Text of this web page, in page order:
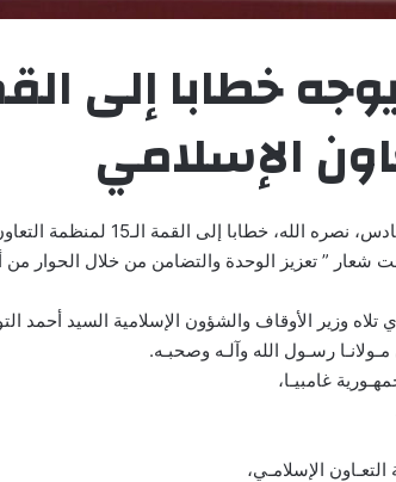
الإسلامي
وجه صاحب الجلالة الملك محمد السادس،
شعار ” تعزيز الوحدة والتضامن من خلال الحوار من
وزير الأوقاف والشؤون الإسلامية السيد أحمد
رسـول الله وآلـه وصحبـه.
غامبيـا،
الإسلامـي،